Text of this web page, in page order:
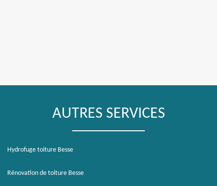
AUTRES SERVICES
Hydrofuge toiture Besse
Rénovation de toiture Besse